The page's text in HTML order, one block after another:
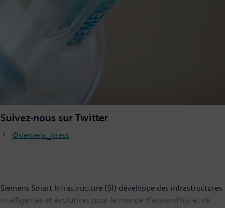
Suivez-nous sur Twitter
@siemens_press
Siemens Smart Infrastructure (SI) développe des infrastructures
intelligentes et évolutives pour le monde d’aujourd’hui et de